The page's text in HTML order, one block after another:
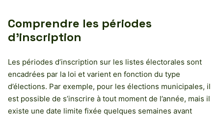
Comprendre les périodes
d’inscription
Les périodes d’inscription sur les listes électorales sont
encadrées par la loi et varient en fonction du type
d’élections. Par exemple, pour les élections municipales, il
est possible de s’inscrire à tout moment de l’année, mais il
existe une date limite fixée quelques semaines avant